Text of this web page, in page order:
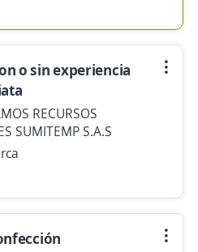
o sin experiencia
RECURSOS
SUMITEMP S.A.S